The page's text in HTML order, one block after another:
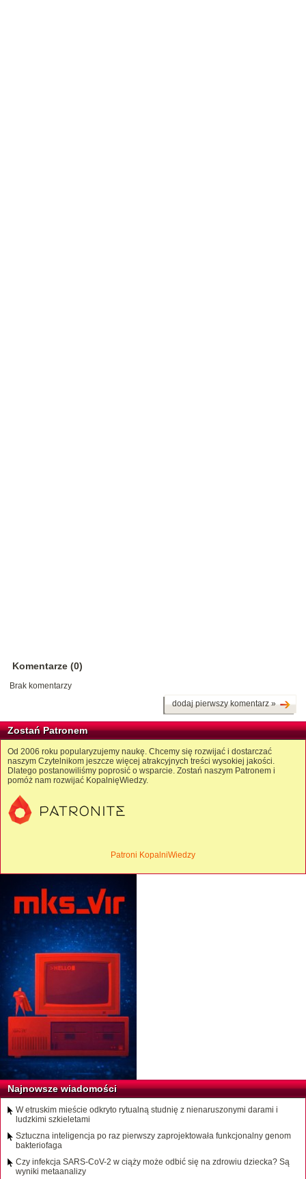
Komentarze (0)
Brak komentarzy
dodaj pierwszy komentarz »
Zostań Patronem
Od 2006 roku popularyzujemy naukę. Chcemy się rozwijać i dostarczać
naszym Czytelnikom jeszcze więcej atrakcyjnych treści wysokiej jakości.
Dlatego postanowiliśmy poprosić o wsparcie. Zostań naszym Patronem i
pomóż nam rozwijać KopalnięWiedzy.
Patroni KopalniWiedzy
Najnowsze wiadomości
W etruskim mieście odkryto rytualną studnię z nienaruszonymi darami i
ludzkimi szkieletami
Sztuczna inteligencja po raz pierwszy zaprojektowała funkcjonalny genom
bakteriofaga
Czy infekcja SARS-CoV-2 w ciąży może odbić się na zdrowiu dziecka? Są
wyniki metaanalizy